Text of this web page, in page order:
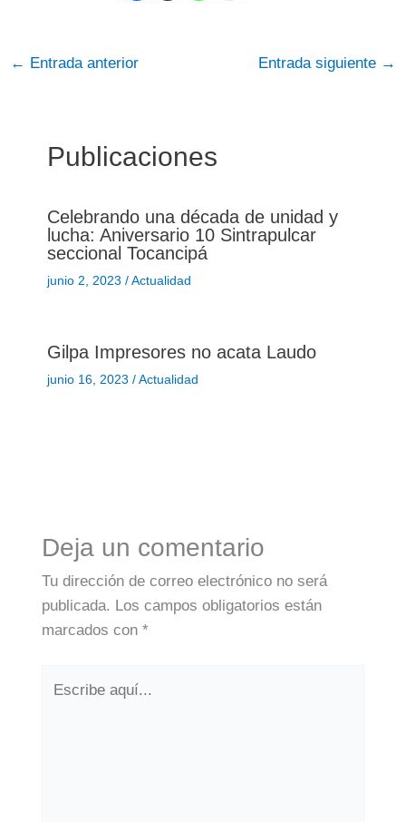
← Entrada anterior Entrada siguiente →
Publicaciones
Celebrando una década de unidad y
lucha: Aniversario 10 Sintrapulcar
seccional Tocancipá
junio 2, 2023 /Actualidad
Gilpa Impresores no acata Laudo
junio 16, 2023 /Actualidad
Deja un comentario
Tu dirección de correo electrónico no será
publicada. Los campos obligatorios están
marcados con *